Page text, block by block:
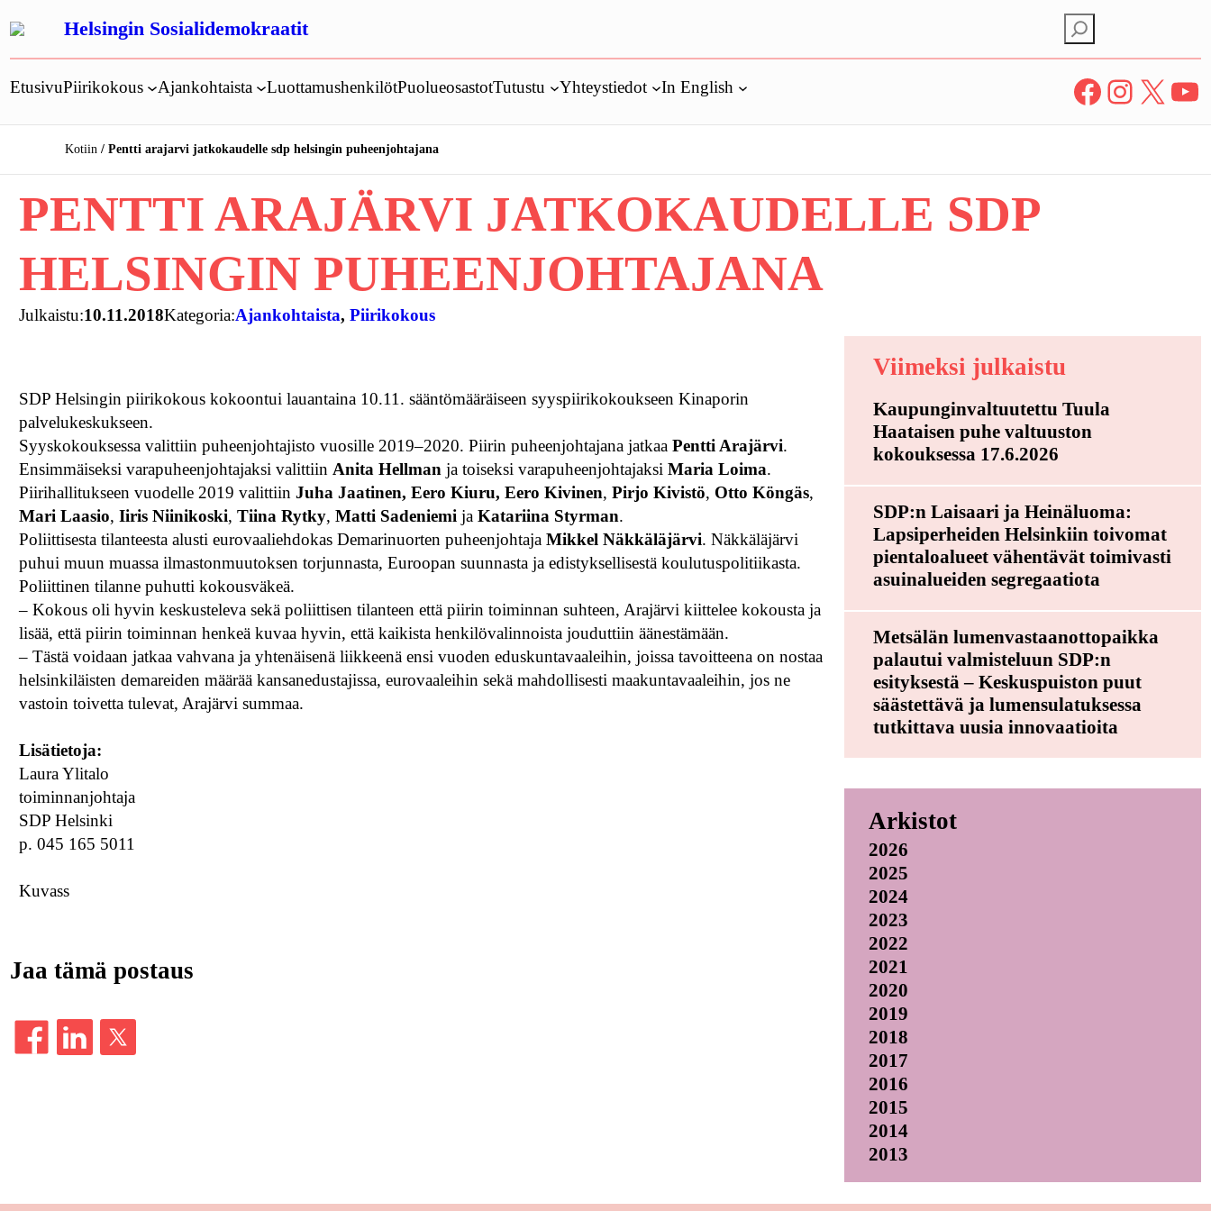
sisältöön
Helsingin Sosialidemokraatit
E
t
EtusivuPiirikokous Ajankohtaista LuottamushenkilötPuolueosastotTutustu Yhteystiedot In English Facebook Instagram X YouTube
Kotiin Pentti arajarvi jatkokaudelle sdp helsingin puheenjohtajana
PENTTI ARAJÄRVI JATKOKAUDELLE SDP
HELSINGIN PUHEENJOHTAJANA
Julkaistu:10.11.2018Kategoria:Ajankohtaista, Piirikokous
SDP Helsingin piirikokous kokoontui lauantaina 10.11. sääntömääräiseen syyspiirikokoukseen Kinaporin
palvelukeskukseen.
Syyskokouksessa valittiin puheenjohtajisto vuosille 2019–2020. Piirin puheenjohtajana jatkaaPentti Arajärvi.
Ensimmäiseksi varapuheenjohtajaksi valittiin Anita Hellman ja toiseksi varapuheenjohtajaksiMaria Loima.
Piirihallitukseen vuodelle 2019 valittiinJuha Jaatinen, Eero Kiuru, Eero Kivinen,Pirjo Kivistö, Otto Köngäs,
Mari Laasio, Iiris Niinikoski,Tiina Rytky, Matti Sadeniemi jaKatariina Styrman.
Poliittisesta tilanteesta alusti eurovaaliehdokas Demarinuorten puheenjohtajaMikkel Näkkäläjärvi. Näkkäläjärvi
puhui muun muassa ilmastonmuutoksen torjunnasta, Euroopan suunnasta ja edistyksellisestä koulutuspolitiikasta.
Poliittinen tilanne puhutti kokousväkeä.
– Kokous oli hyvin keskusteleva sekä poliittisen tilanteen että piirin toiminnan suhteen, Arajärvi kiittelee kokousta ja
lisää, että piirin toiminnan henkeä kuvaa hyvin, että kaikista henkilövalinnoista jouduttiin äänestämään.
– Tästä voidaan jatkaa vahvana ja yhtenäisenä liikkeenä ensi vuoden eduskuntavaaleihin, joissa tavoitteena on nostaa
helsinkiläisten demareiden määrää kansanedustajissa, eurovaaleihin sekä mahdollisesti maakuntavaaleihin, jos ne
vastoin toivetta tulevat, Arajärvi summaa.
Lisätietoja:
Laura Ylitalo
toiminnanjohtaja
SDP Helsinki
p. 045 165 5011
Kuvass
Jaa tämä postaus
Viimeksi julkaistu
Kaupunginvaltuutettu Tuula
Haataisen puhe valtuuston
kokouksessa 17.6.2026
SDP:n Laisaari ja Heinäluoma:
Lapsiperheiden Helsinkiin toivomat
pientaloalueet vähentävät toimivasti
asuinalueiden segregaatiota
Metsälän lumenvastaanottopaikka
palautui valmisteluun SDP:n
esityksestä – Keskuspuiston puut
säästettävä ja lumensulatuksessa
tutkittava uusia innovaatioita
Arkistot
2026
2025
2024
2023
2022
2021
2020
2019
2018
2017
2016
2015
2014
2013